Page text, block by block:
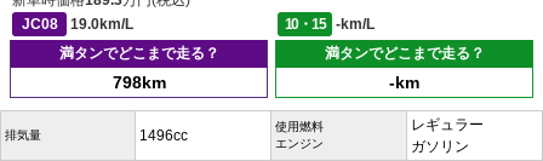
JC08
19.0km/L 10・15
-km/L
満タンでどこまで走る？
798km
満タンでどこまで走る？
-km
排気量 1496cc
使用燃料
エンジン
レギュラー
ガソリン